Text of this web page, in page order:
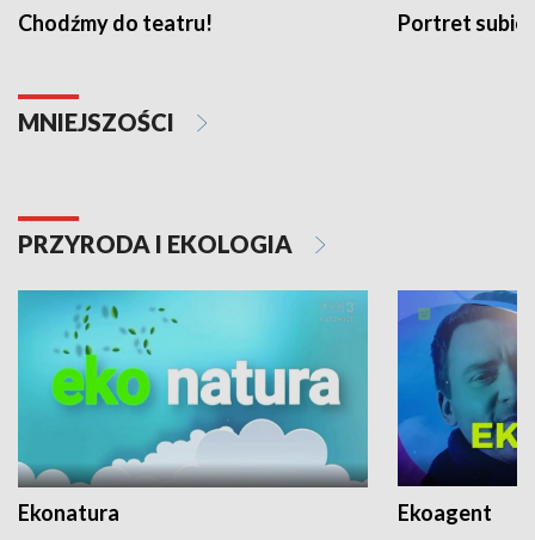
Chodźmy do teatru! Portret
MNIEJSZOŚCI
PRZYRODA I EKOLOGIA
Ekonatura Ekoagent